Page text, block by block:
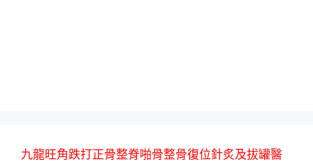
九龍旺角跌打正骨整脊啪骨整骨復位針炙及拔罐醫